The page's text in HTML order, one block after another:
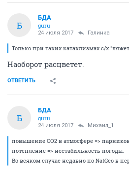
Б
БДА
guru
24 июля 2017 Галинка
Только при таких катаклизмах с/х
Наоборот расцветет.
ОТВЕТИТЬ
Б
БДА
guru
24 июля 2017 Михаил_1
повышение CO2 в атмосфере =>
потепление => нестабильность погоды.
Во всяком случае недавно по NatGeo в